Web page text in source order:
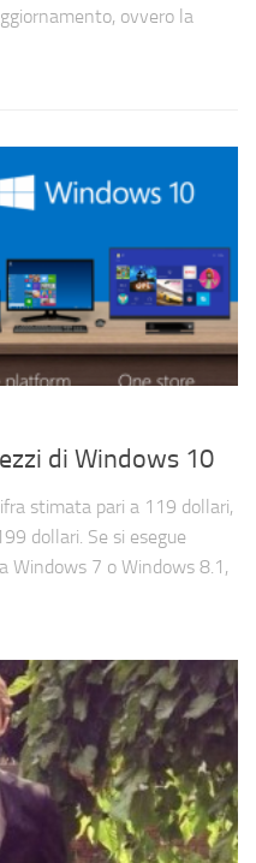
ovvero la
di Windows 10
stimata pari a 119 dollari,
dollari. Se si esegue
Windows 7 o Windows 8.1,